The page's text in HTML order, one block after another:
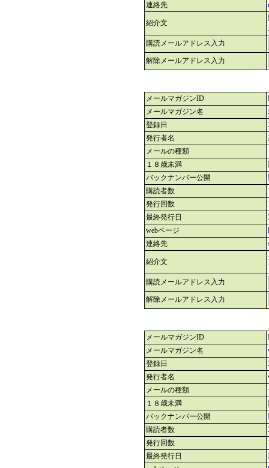
連絡先
紹介文
購読メールアドレス入力
解除メールアドレス入力
メールマガジンID
メールマガジン名
登録日
発行者名
メールの種類
１８歳未満
バックナンバー公開
購読者数
発行回数
最終発行日
webページ
連絡先
紹介文
購読メールアドレス入力
解除メールアドレス入力
メールマガジンID
メールマガジン名
登録日
発行者名
メールの種類
１８歳未満
バックナンバー公開
購読者数
発行回数
最終発行日